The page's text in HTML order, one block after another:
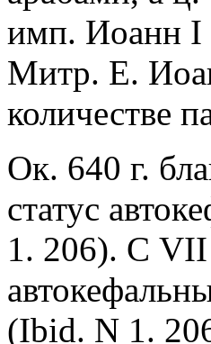
имп. Иоанн I
Митр. Е.
количестве
Ок. 640 г.
статус
1. 206). С VII
(Ibid. N 1.